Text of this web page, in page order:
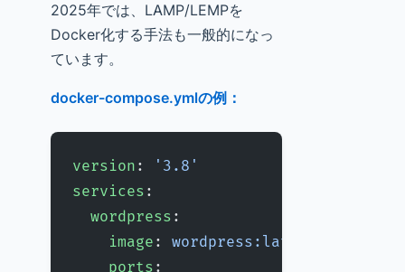
2025年では、LAMP/LEMPを
Docker化する手法も一般的になっ
ています。
docker-compose.ymlの例：
version :
'3.8'
services :
  wordpress
:
    image
: wordpress:latest
    ports
: